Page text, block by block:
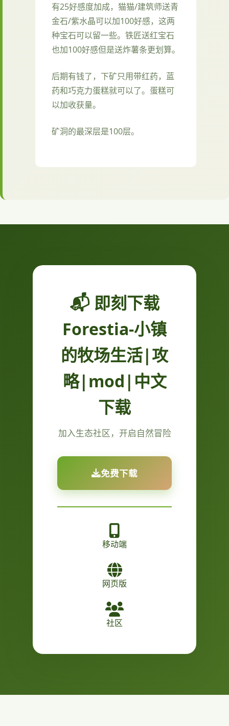
有25好感度加成，猫猫/建筑师送青
金石/紫水晶可以加100好感，这两
种宝石可以留一些。铁匠送红宝石
也加100好感但是送炸薯条更划算。
后期有钱了，下矿只用带红药，蓝
药和巧克力蛋糕就可以了。蛋糕可
以加收获量。
矿洞的最深层是100层。
📬 即刻下载
Forestia-小镇
的牧场生活|攻
略|mod|中文
下载
加入生态社区，开启自然冒险
免费下载
移动端
网页版
社区